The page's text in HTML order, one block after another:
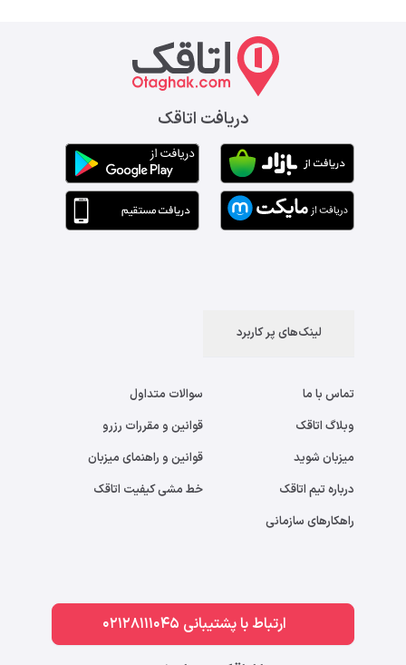
دریافت اتاقک
لینک‌های پر کاربرد
تماس با ما
وبلاگ اتاقک
میزبان شوید
درباره تیم اتاقک
راهکارهای سازمانی
سوالات متداول
قوانین و مقررات رزرو
قوانین و راهنمای میزبان
خط مشی کیفیت اتاقک
ارتباط با پشتیبانی 02128111045